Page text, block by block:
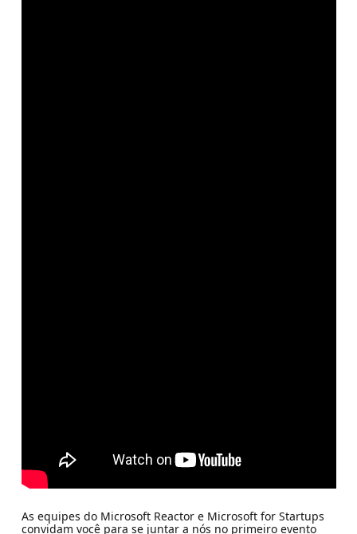
As equipes do Microsoft Reactor e Microsoft for Startups
convidam você para se juntar a nós no primeiro evento